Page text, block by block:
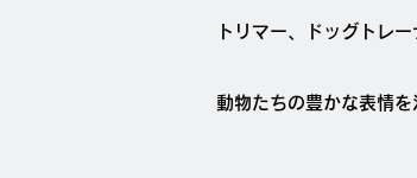
トリマー、ドッグトレ
動物たちの豊かな表情